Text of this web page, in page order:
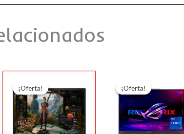
¡Oferta!
¡Oferta!
original
era:
S/12,000.00.
S/11,950.00.
¡Oferta!
¡Oferta!
original
era:
S/9,519.00.